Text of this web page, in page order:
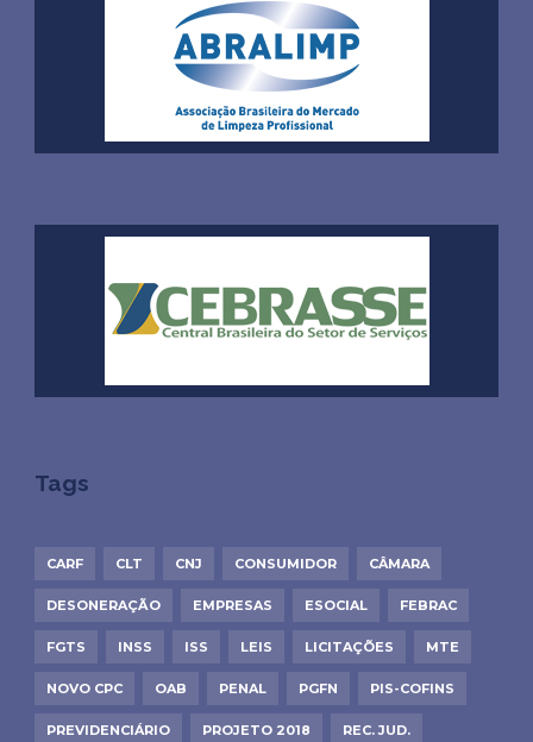
Tags
CARF CLT CNJ CONSUMIDOR CÂMARA
DESONERAÇÃO EMPRESAS ESOCIAL FEBRAC
FGTS INSS ISS LEIS LICITAÇÕES MTE
NOVO CPC OAB PENAL PGFN PIS-COFINS
PREVIDENCIÁRIO PROJETO 2018 REC. JUD.